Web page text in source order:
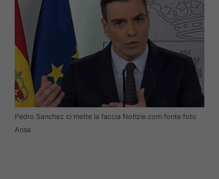
Pedro Sanchez ci mette la faccia Notizie.com fonte foto
Ansa